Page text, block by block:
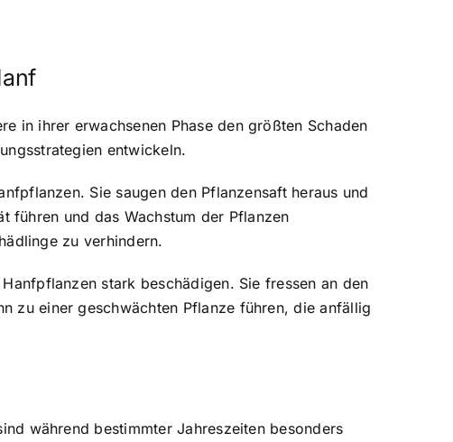
in ihrer erwachsenen Phase den größten Schaden
entwickeln.
Sie saugen den Pflanzensaft heraus und
führen und das Wachstum der Pflanzen
zu verhindern.
stark beschädigen. Sie fressen an den
zu einer geschwächten Pflanze führen, die anfällig
während bestimmter Jahreszeiten besonders